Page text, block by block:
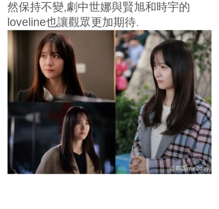
然保持不變,劇中世娜與賢旭和時宇的
loveline也讓觀眾更加期待.